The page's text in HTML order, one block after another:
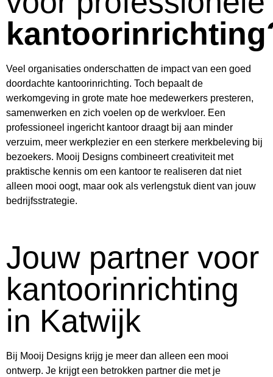
Veel organisaties onderschatten de impact van een goed
doordachte kantoorinrichting. Toch bepaalt de
werkomgeving in grote mate hoe medewerkers presteren,
samenwerken en zich voelen op de werkvloer. Een
professioneel ingericht kantoor draagt bij aan minder
verzuim, meer werkplezier en een sterkere merkbeleving bij
bezoekers. Mooij Designs combineert creativiteit met
praktische kennis om een kantoor te realiseren dat niet
alleen mooi oogt, maar ook als verlengstuk dient van jouw
bedrijfsstrategie.
Jouw partner voor
kantoorinrichting
in Katwijk
Bij Mooij Designs krijg je meer dan alleen een mooi
ontwerp. Je krijgt een betrokken partner die met je